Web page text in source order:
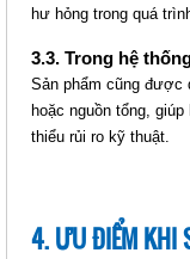
hư hỏng trong quá
3.3. Trong hệ
Sản phẩm cũng được
hoặc nguồn tổng,
thiểu rủi ro kỹ thuật.
4. ƯU ĐIỂM KHI